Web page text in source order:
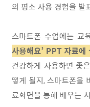
의 평소 사용 경험을 발
스마트폰 수업에는 교
사용해요’ PPT 자료에
건강하게 사용하면 좋
떻게 될지,스마트폰을
료화면을 통해 배우는